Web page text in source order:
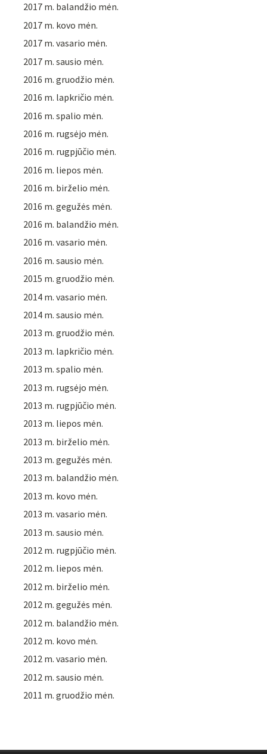
2017 m. balandžio mėn.
2017 m. kovo mėn.
2017 m. vasario mėn.
2017 m. sausio mėn.
2016 m. gruodžio mėn.
2016 m. lapkričio mėn.
2016 m. spalio mėn.
2016 m. rugsėjo mėn.
2016 m. rugpjūčio mėn.
2016 m. liepos mėn.
2016 m. birželio mėn.
2016 m. gegužės mėn.
2016 m. balandžio mėn.
2016 m. vasario mėn.
2016 m. sausio mėn.
2015 m. gruodžio mėn.
2014 m. vasario mėn.
2014 m. sausio mėn.
2013 m. gruodžio mėn.
2013 m. lapkričio mėn.
2013 m. spalio mėn.
2013 m. rugsėjo mėn.
2013 m. rugpjūčio mėn.
2013 m. liepos mėn.
2013 m. birželio mėn.
2013 m. gegužės mėn.
2013 m. balandžio mėn.
2013 m. kovo mėn.
2013 m. vasario mėn.
2013 m. sausio mėn.
2012 m. rugpjūčio mėn.
2012 m. liepos mėn.
2012 m. birželio mėn.
2012 m. gegužės mėn.
2012 m. balandžio mėn.
2012 m. kovo mėn.
2012 m. vasario mėn.
2012 m. sausio mėn.
2011 m. gruodžio mėn.